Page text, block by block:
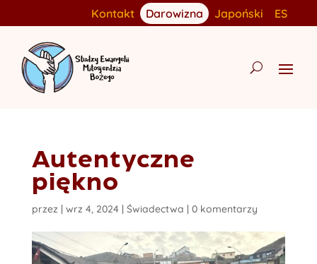
Kontakt Darowizna Japoński ES
Autentyczne
piękno
przez wrz 4, 2024 Świadectwa 0 komentarzy